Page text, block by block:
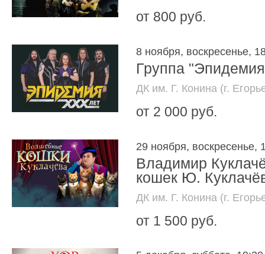
от 800 руб.
8 ноября, воскресенье,
Группа
ДК им. Г. Конина (г.
от 2 000 руб.
29 ноября, воскресенье,
Владимир
кошек Ю.
ДК им. Г. Конина (г.
от 1 500 руб.